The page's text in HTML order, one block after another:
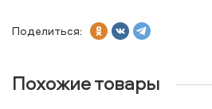
Поделиться:
Похожие товары